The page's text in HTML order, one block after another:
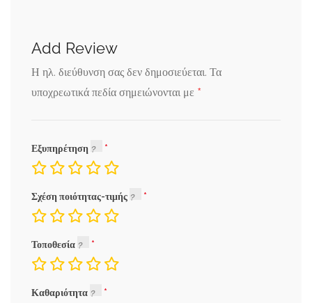
Add Review
Η ηλ. διεύθυνση σας δεν δημοσιεύεται. Τα
υποχρεωτικά πεδία σημειώνονται με *
Εξυπηρέτηση
Σχέση ποιότητας-τιμής
Τοποθεσία
Καθαριότητα